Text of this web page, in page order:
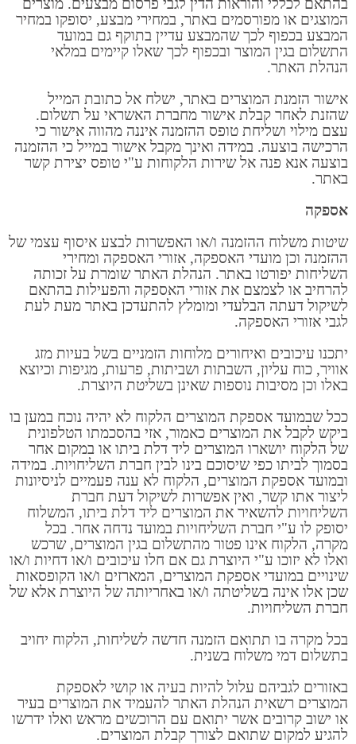
בהתאם לכללי והוראות הדין לגבי פרסום מבצעים. מוצרים
המוצגים או מפורסמים באתר, במחירי מבצע, יסופקו במחיר
המבצע בכפוף לכך שהמבצע עדיין בתוקף גם במועד
התשלום בגין המוצר ובכפוף לכך שאלו קיימים במלאי
הנהלת האתר.
אישור הזמנת המוצרים באתר, ישלח אל כתובת המייל
שהזנת לאחר קבלת אישור מחברת האשראי על תשלום.
עצם מילוי ושליחת טופס ההזמנה איננה מהווה אישור כי
הרכישה בוצעה. במידה ואינך מקבל אישור במייל כי ההזמנה
בוצעה אנא פנה אל שירות הלקוחות ע"י טופס יצירת קשר
באתר.
אספקה
שיטות משלוח ההזמנה ו/או האפשרות לבצע איסוף עצמי של
ההזמנה וכן מועדי האספקה, אזורי האספקה ומחירי
השליחות יפורטו באתר. הנהלת האתר שומרת על זכותה
להרחיב או לצמצם את אזורי האספקה והפעילות בהתאם
לשיקול דעתה הבלעדי ומומלץ להתעדכן באתר מעת לעת
לגבי אזורי האספקה.
יתכנו עיכובים ואיחורים מלוחות הזמניים בשל בעיות מזג
אוויר, כוח עליון, השבתות ושביתות, פרעות, מגיפות וכיוצא
באלו וכן מסיבות נוספות שאינן בשליטת היוצרת.
ככל שבמועד אספקת המוצרים הלקוח לא יהיה נוכח במען בו
ביקש לקבל את המוצרים כאמור, אזי בהסכמתו הטלפונית
של הלקוח יושארו המוצרים ליד דלת ביתו או במקום אחר
בסמוך לביתו כפי שיסוכם בינו לבין חברת השליחויות. במידה
ובמועד אספקת המוצרים, הלקוח לא ענה פעמיים לניסיונות
ליצור אתו קשר, ואין אפשרות לשיקול דעת חברת
השליחויות להשאיר את המוצרים ליד דלת ביתו, המשלוח
יסופק לו ע"י חברת השליחויות במועד נדחה אחר. בכל
מקרה, הלקוח אינו פטור מהתשלום בגין המוצרים, שרכש
ואלו לא יזוכו ע"י היוצרת גם אם חלו עיכובים ו/או דחיות ו/או
שינויים במועדי אספקת המוצרים, המארזים ו/או הקופסאות
שכן אלו אינה בשליטתה ו/או באחריותה של היוצרת אלא של
חברת השליחויות.
בכל מקרה בו תתואם הזמנה חדשה לשליחות, הלקוח יחויב
בתשלום דמי משלוח בשנית.
באזורים לגביהם עלול להיות בעיה או קושי לאספקת
המוצרים רשאית הנהלת האתר להעמיד את המוצרים בעיר
או ישוב קרובים אשר יתואם עם הרוכשים מראש ואלו ידרשו
להגיע למקום שתואם לצורך קבלת המוצרים.